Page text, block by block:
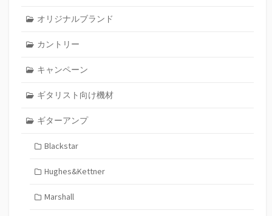
オリジナルブランド
カントリー
キャンペーン
ギタリスト向け機材
ギターアンプ
Blackstar
Hughes&Kettner
Marshall